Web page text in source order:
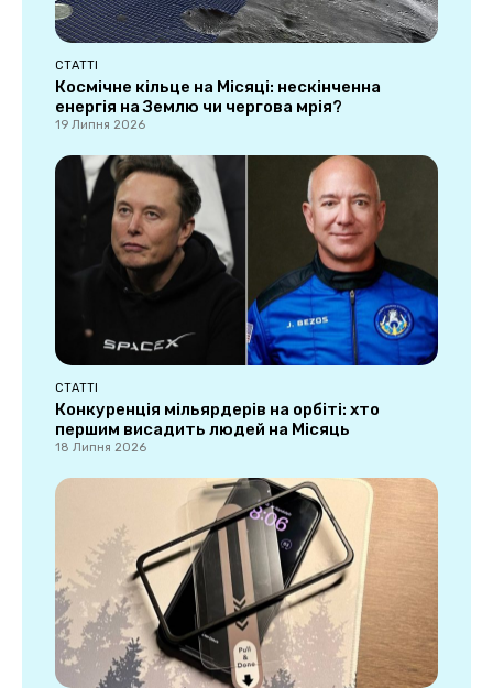
СТАТТІ
Космічне кільце на Місяці: нескінченна
енергія на Землю чи чергова мрія?
19 Липня 2026
СТАТТІ
Конкуренція мільярдерів на орбіті: хто
першим висадить людей на Місяць
18 Липня 2026